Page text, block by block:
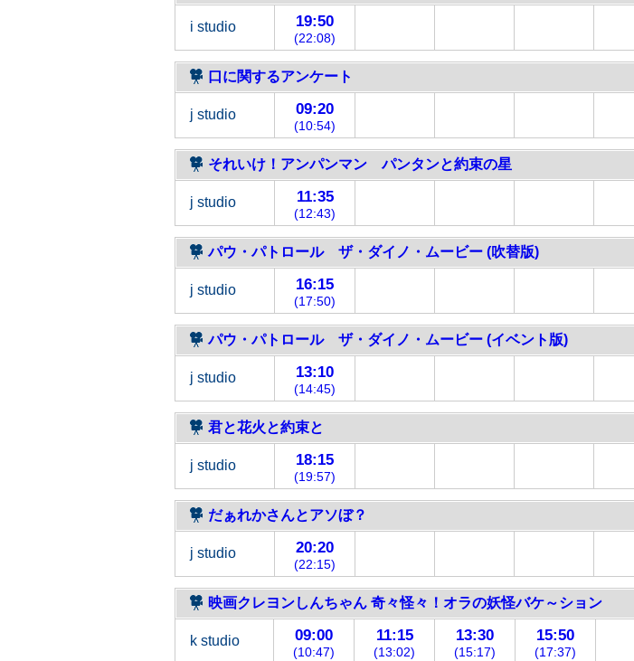
i studio 19:50
(22:08)
口に関するアンケート
j studio 09:20
(10:54)
それいけ！アンパンマン パンタンと約束の星
j studio 11:35
(12:43)
パウ・パトロール ザ・ダイノ・ムービー (吹替版)
j studio 16:15
(17:50)
パウ・パトロール ザ・ダイノ・ムービー (イベント版)
j studio 13:10
(14:45)
君と花火と約束と
j studio 18:15
(19:57)
だぁれかさんとアソぼ？
j studio 20:20
(22:15)
映画クレヨンしんちゃん 奇々怪々！オラの妖怪バケ～ション
k studio 09:00
(10:47)
11:15
(13:02)
13:30
(15:17)
15:50
(17:37)